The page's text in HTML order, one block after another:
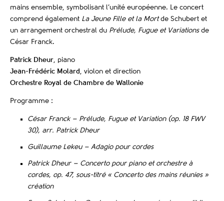
mains ensemble, symbolisant l’unité européenne. Le concert
comprend également La Jeune Fille et la Mortde Schubert et
un arrangement orchestral du Prélude, Fugue et Variationsde
César Franck.
Patrick Dheur, piano
Jean-Frédéric Molard, violon et direction
Orchestre Royal de Chambre de Wallonie
Programme :
César Franck – Prélude, Fugue et Variation (op. 18 FWV
30), arr. Patrick Dheur
Guillaume Lekeu – Adagio pour cordes
Patrick Dheur – Concerto pour piano et orchestre à
cordes, op. 47, sous-titré « Concerto des mains réunies »
création